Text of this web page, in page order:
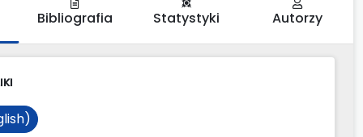
Bibliografia Statystyki Autorzy